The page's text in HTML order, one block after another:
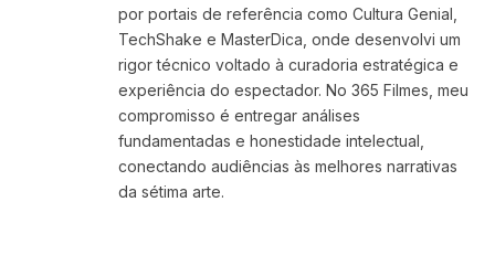
por portais de referência como Cultura Genial,
TechShake e MasterDica, onde desenvolvi um
rigor técnico voltado à curadoria estratégica e
experiência do espectador. No 365 Filmes, meu
compromisso é entregar análises
fundamentadas e honestidade intelectual,
conectando audiências às melhores narrativas
da sétima arte.